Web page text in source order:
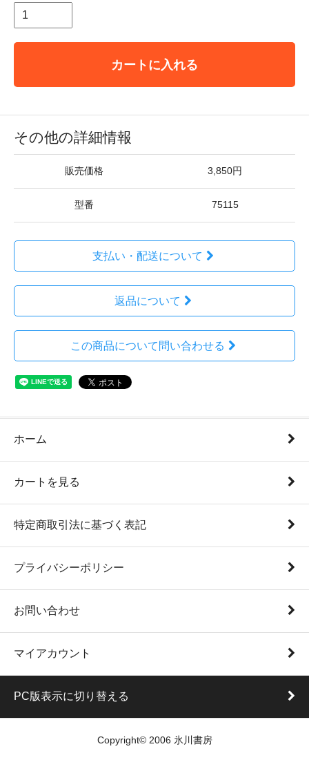
カートに入れる
その他の詳細情報
販売価格 3,850円
型番 75115
支払い・配送について
返品について
この商品について問い合わせる
ホーム
カートを見る
特定商取引法に基づく表記
プライバシーポリシー
お問い合わせ
マイアカウント
PC版表示に切り替える
Copyright© 2006 氷川書房